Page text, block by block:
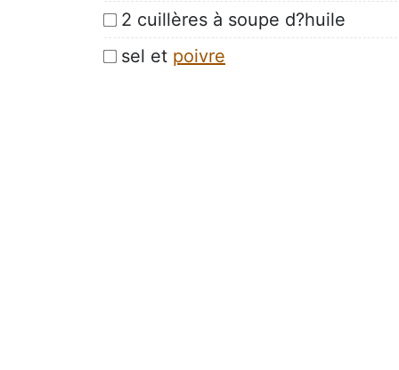
2 cuillères à soupe d?huile
sel et poivre